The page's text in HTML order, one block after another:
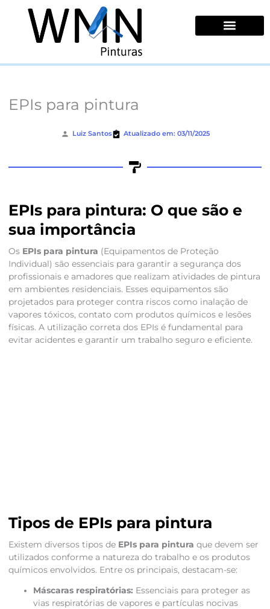
conteúdo
EPIs para pintura
Luiz Santos Atualizado em: 03/11/2025
EPIs para pintura: O que são e
sua importância
Os EPIs para pintura (Equipamentos de Proteção
Individual) são essenciais para garantir a segurança dos
profissionais e amadores que realizam atividades de pintura
em ambientes residenciais. Esses equipamentos são
projetados para proteger contra riscos como inalação de
vapores tóxicos, contato com produtos químicos e lesões
físicas. A utilização correta dos EPIs é fundamental para
evitar acidentes e garantir um trabalho seguro e eficiente.
Tipos de EPIs para pintura
Existem diversos tipos de EPIs para pintura que devem ser
utilizados conforme a natureza do trabalho e os produtos
químicos envolvidos. Entre os principais, destacam-se:
Máscaras respiratórias: Essenciais para proteger as
vias respiratórias de vapores e partículas nocivas